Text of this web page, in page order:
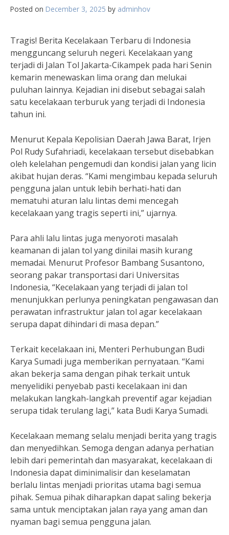
Posted on December 3, 2025 by adminhov
Tragis! Berita Kecelakaan Terbaru di Indonesia
mengguncang seluruh negeri. Kecelakaan yang
terjadi di Jalan Tol Jakarta-Cikampek pada hari Senin
kemarin menewaskan lima orang dan melukai
puluhan lainnya. Kejadian ini disebut sebagai salah
satu kecelakaan terburuk yang terjadi di Indonesia
tahun ini.
Menurut Kepala Kepolisian Daerah Jawa Barat, Irjen
Pol Rudy Sufahriadi, kecelakaan tersebut disebabkan
oleh kelelahan pengemudi dan kondisi jalan yang licin
akibat hujan deras. “Kami mengimbau kepada seluruh
pengguna jalan untuk lebih berhati-hati dan
mematuhi aturan lalu lintas demi mencegah
kecelakaan yang tragis seperti ini,” ujarnya.
Para ahli lalu lintas juga menyoroti masalah
keamanan di jalan tol yang dinilai masih kurang
memadai. Menurut Profesor Bambang Susantono,
seorang pakar transportasi dari Universitas
Indonesia, “Kecelakaan yang terjadi di jalan tol
menunjukkan perlunya peningkatan pengawasan dan
perawatan infrastruktur jalan tol agar kecelakaan
serupa dapat dihindari di masa depan.”
Terkait kecelakaan ini, Menteri Perhubungan Budi
Karya Sumadi juga memberikan pernyataan. “Kami
akan bekerja sama dengan pihak terkait untuk
menyelidiki penyebab pasti kecelakaan ini dan
melakukan langkah-langkah preventif agar kejadian
serupa tidak terulang lagi,” kata Budi Karya Sumadi.
Kecelakaan memang selalu menjadi berita yang tragis
dan menyedihkan. Semoga dengan adanya perhatian
lebih dari pemerintah dan masyarakat, kecelakaan di
Indonesia dapat diminimalisir dan keselamatan
berlalu lintas menjadi prioritas utama bagi semua
pihak. Semua pihak diharapkan dapat saling bekerja
sama untuk menciptakan jalan raya yang aman dan
nyaman bagi semua pengguna jalan.